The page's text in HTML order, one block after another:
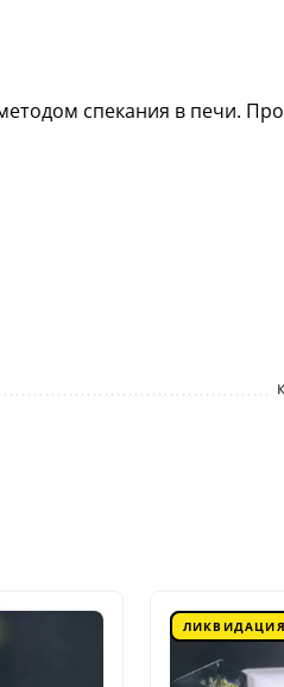
спекания в печи.
ЛИКВИДАЦИЯ